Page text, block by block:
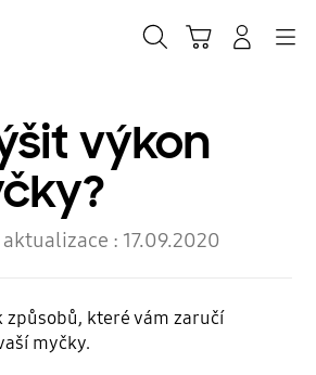
výkon
: 17.09.2020
způsobů, které vám zaručí
myčky.